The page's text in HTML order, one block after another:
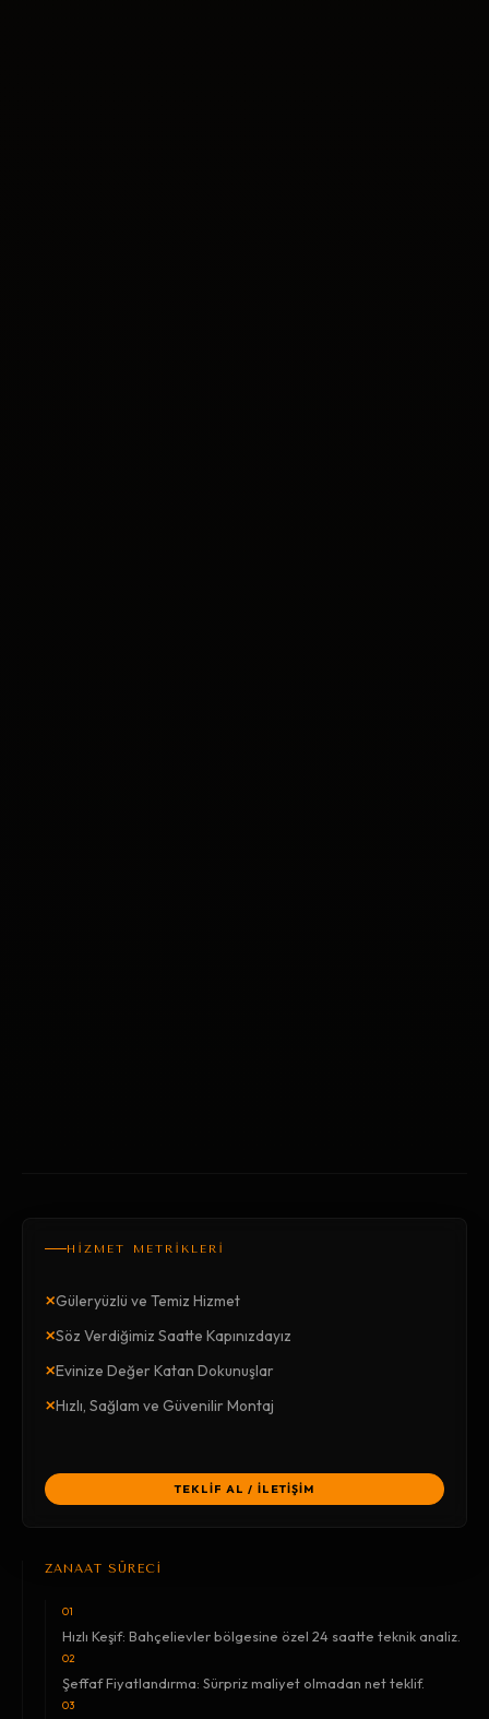
HİZMET METRİKLERİ
×Güleryüzlü ve Temiz Hizmet
×Söz Verdiğimiz Saatte Kapınızdayız
×Evinize Değer Katan Dokunuşlar
×Hızlı, Sağlam ve Güvenilir Montaj
TEKLİF AL / İLETİŞİM
ZANAAT SÜRECİ
01
Hızlı Keşif: Bahçelievler bölgesine özel 24 saatte teknik analiz.
02
Şeffaf Fiyatlandırma: Sürpriz maliyet olmadan net teklif.
03